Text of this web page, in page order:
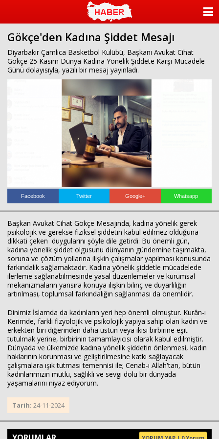
bizim
mekan
çemberleme
makinası
kurumsal
web
Gökçe'den Kadına Şiddet Mesajı
Diyarbakır Çamlıca Basketbol Kulübü, Başkanı Avukat Cihat
Gökçe 25 Kasım Dünya Kadına Yönelik Şiddete Karşı Mücadele
Günü dolayısıyla, yazılı bir mesaj yayınladı.
Facebook Twitter Google+ Whatsapp
Başkan Avukat Cihat Gökçe Mesajında, kadına yönelik gerek
psikolojik ve gerekse fiziksel şiddetin kabul edilmez olduğuna
dikkati çeken duygularını şöyle dile getirdi: Bu önemli gün,
kadına yönelik şiddet olgusunu dünyanın gündemine taşımakta,
soruna ve çözüm yollarına ilişkin çalışmalar yapılması konusunda
farkındalık sağlamaktadır. Kadına yönelik şiddetle mücadelede
ilerleme sağlanabilmesinde yasal düzenlemeler ve kurumsal
mekanizmaların yansıra konuya ilişkin bilinç ve duyarlılığın
artırılması, toplumsal farkındalığın sağlanması da önemlidir.
Dinimiz İslamda da kadınların yeri hep önemli olmuştur. Kurân-ı
Kerimde, farklı fizyolojik ve psikolojik yapıya sahip olan kadın ve
erkekten biri diğerinden daha üstün veya ikisi birbirine eşit
tutulmak yerine, birbirinin tamamlayıcısı olarak kabul edilmiştir.
Dünyada ve ülkemizde kadına yönelik şiddetin önlenmesi, kadın
haklarının korunması ve geliştirilmesine katkı sağlayacak
çalışmalara ışık tutması temennisi ile; Cenab-ı Allah'tan, bütün
kadınlarımızın mutlu, sağlıklı ve sevgi dolu bir dünyada
yaşamalarını niyaz ediyorum.
Tarih: 24-11-2024
KATEGORİLER
YAZARLAR
FOTO GALERİ
VİDEO GALERİ
KÜNYE
İLETİŞİM
Haberin Doğru Adresi.